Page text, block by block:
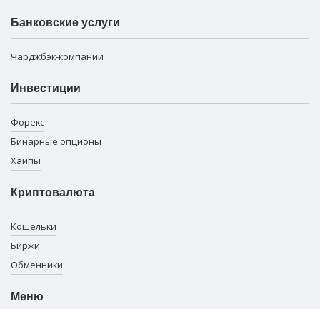
Банковские услуги
Чарджбэк-компании
Инвестиции
Форекс
Бинарные опционы
Хайпы
Криптовалюта
Кошельки
Биржи
Обменники
Меню